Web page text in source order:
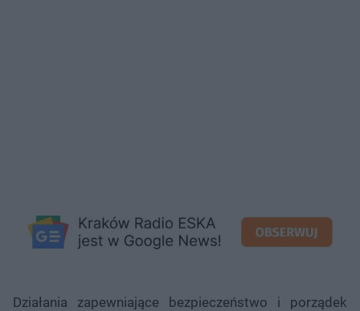
Działania zapewniające bezpieczeństwo i porządek